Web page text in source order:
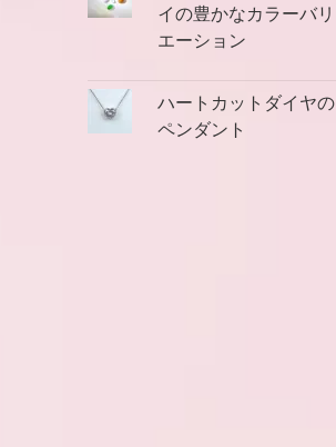
イの豊かなカラーバリ
エーション
ハートカットダイヤの
ペンダント